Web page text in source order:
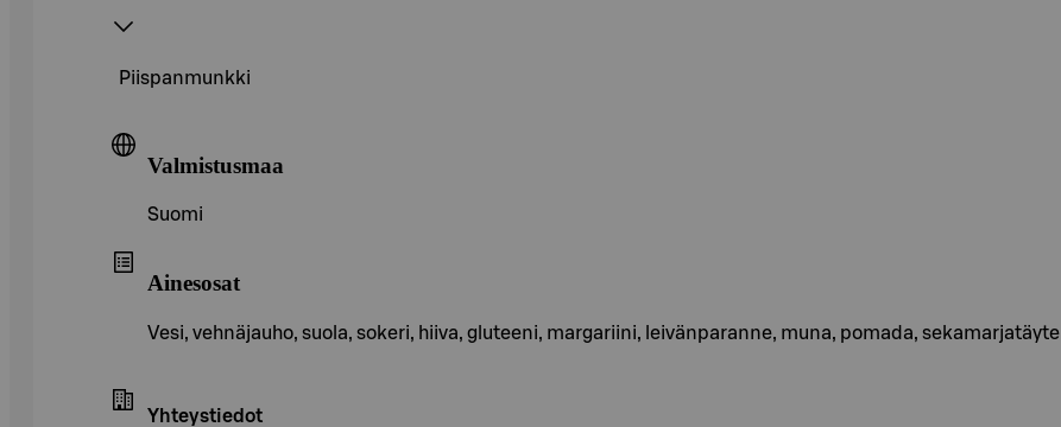
Piispanmunkki
Valmistusmaa
Suomi
Ainesosat
Vesi, vehnäjauho, suola, sokeri, hiiva, gluteeni, margariini, leivänparanne, muna, pomada, sekamarjatäyte
Yhteystiedot